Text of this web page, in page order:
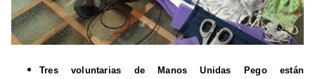
Tres voluntarias de Manos Unidas Pego están